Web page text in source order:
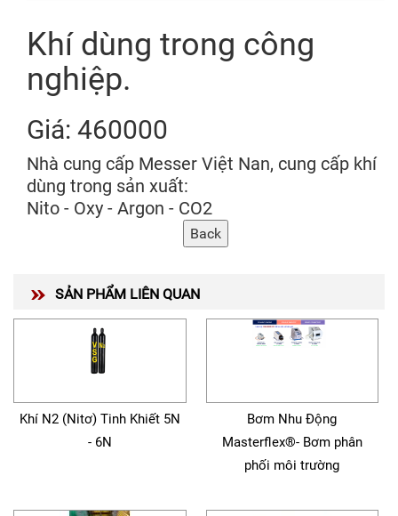
Khí dùng trong công
nghiệp.
Giá: 460000
Nhà cung cấp Messer Việt Nan, cung cấp khí
dùng trong sản xuất:
Nito - Oxy - Argon - CO2
SẢN PHẨM LIÊN QUAN
Khí N2 (Nitơ) Tinh Khiết 5N
- 6N
Bơm Nhu Động
Masterflex®- Bơm phân
phối môi trường